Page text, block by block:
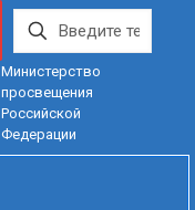
Министерство
просвещения
Российской
Федерации